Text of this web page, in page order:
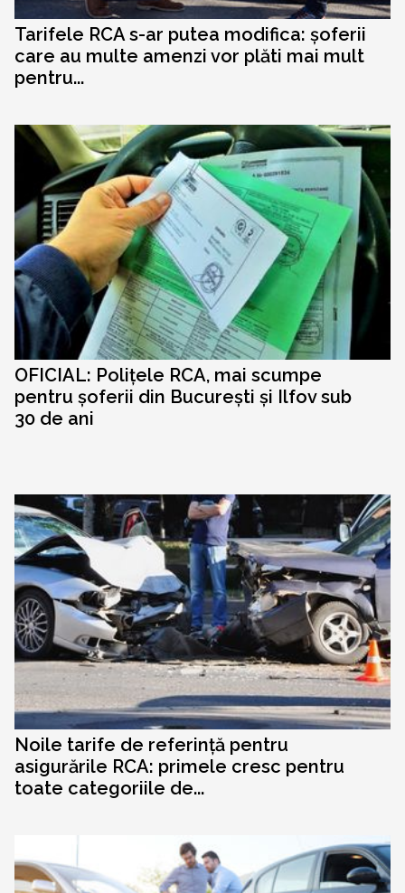
Tarifele RCA s-ar putea modifica: șoferii
care au multe amenzi vor plăti mai mult
pentru...
OFICIAL: Polițele RCA, mai scumpe
pentru șoferii din București și Ilfov sub
30 de ani
Noile tarife de referință pentru
asigurările RCA: primele cresc pentru
toate categoriile de...